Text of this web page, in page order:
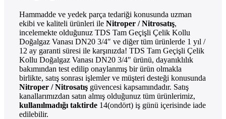
Hammadde ve yedek parça tedariği konusunda uzman
ekibi ve kaliteli ürünleri ile Nitroper / Nitrosatış,
incelemekte olduğunuz TDS Tam Geçişli Çelik Kollu
Doğalgaz Vanası DN20 3/4″ ve diğer tüm ürünlerde 1 yıl /
12 ay garanti süresi ile karşınızda! TDS Tam Geçişli Çelik
Kollu Doğalgaz Vanası DN20 3/4″ ürünü, dayanıklılık
bakımından test edilip onaylanmış bir ürün olmakla
birlikte, satış sonrası işlemler ve müşteri desteği konusunda
Nitroper / Nitrosatış güvencesi kapsamındadır. Satış
kanallarımızdan satın almış olduğunuz tüm ürünlerimiz,
kullanılmadığı taktirde 14(ondört) iş günü içerisinde iade
edilebilir.